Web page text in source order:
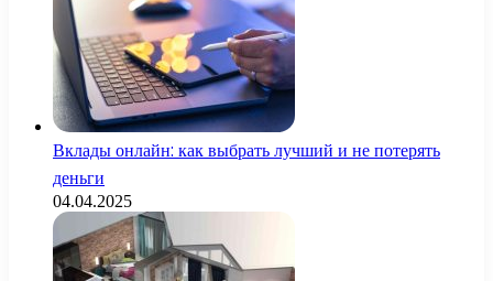
Вклады онлайн: как выбрать лучший и не потерять
деньги
04.04.2025